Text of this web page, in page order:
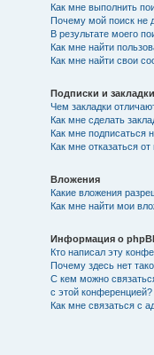
Как мне выполнить
Почему мой поиск не
В результате моего
Как мне найти
Как мне найти свои
Подписки и закладки
Чем закладки
Как мне сделать
Как мне подписаться
Как мне отказаться от
Вложения
Какие вложения
Как мне найти мои
Информация о
Кто написал эту
Почему здесь нет
С кем можно
с этой конференцией?
Как мне связаться с